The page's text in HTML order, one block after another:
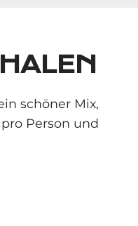
schöner Mix,
Person und